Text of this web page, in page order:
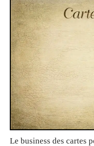
Le business des cartes